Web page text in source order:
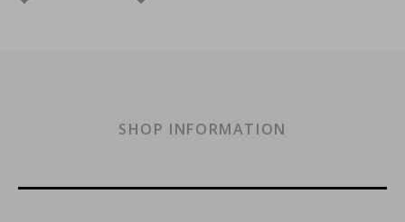
SHOP INFORMATION
ショッピングガイド